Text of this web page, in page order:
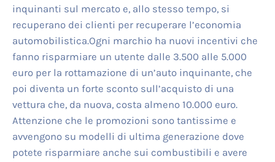
inquinanti sul mercato e, allo stesso tempo, si
recuperano dei clienti per recuperare l’economia
automobilistica.Ogni marchio ha nuovi incentivi che
fanno risparmiare un utente dalle 3.500 alle 5.000
euro per la rottamazione di un’auto inquinante, che
poi diventa un forte sconto sull’acquisto di una
vettura che, da nuova, costa almeno 10.000 euro.
Attenzione che le promozioni sono tantissime e
avvengono su modelli di ultima generazione dove
potete risparmiare anche sui combustibili e avere